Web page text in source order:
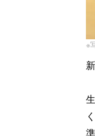
※